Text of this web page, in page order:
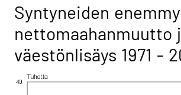
Syntyneiden
nettomaahanmuutto
väestönlisäys 1971 -